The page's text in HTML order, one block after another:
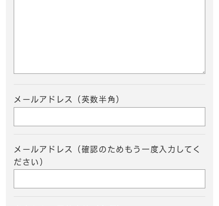
メールアドレス（英数半角）
メールアドレス（確認のためもう一度入力してく
ださい）